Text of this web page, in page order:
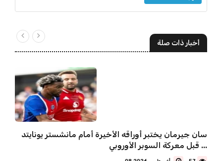
أخبار ذات صلة
سان جيرمان يختبر أوراقه الأخيرة أمام مانشستر يونايتد
قبل معركة السوبر الأوروبي ...